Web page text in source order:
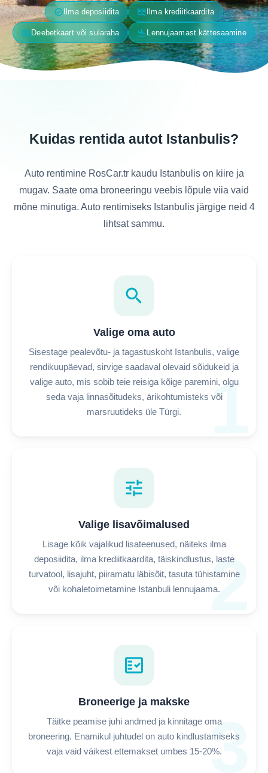
verified Ilma deposiidita credit_card_off Ilma krediitkaardita
paymentsDeebetkaart või sularaha flight_land Lennujaamast kättesaamine
Kuidas rentida autot Istanbulis?
Auto rentimine RosCar.tr kaudu Istanbulis on kiire ja
mugav. Saate oma broneeringu veebis lõpule viia vaid
mõne minutiga. Auto rentimiseks Istanbulis järgige neid 4
lihtsat sammu.
1
search
Valige oma auto
Sisestage pealevõtu- ja tagastuskoht Istanbulis, valige
rendikuupäevad, sirvige saadaval olevaid sõidukeid ja
valige auto, mis sobib teie reisiga kõige paremini, olgu
seda vaja linnasõitudeks, ärikohtumisteks või
marsruutideks üle Türgi.
2
tune
Valige lisavõimalused
Lisage kõik vajalikud lisateenused, näiteks ilma
deposiidita, ilma krediitkaardita, täiskindlustus, laste
turvatool, lisajuht, piiramatu läbisõit, tasuta tühistamine
või kohaletoimetamine Istanbuli lennujaama.
3
fact_check
Broneerige ja makske
Täitke peamise juhi andmed ja kinnitage oma
broneering. Enamikul juhtudel on auto kindlustamiseks
vaja vaid väikest ettemakset umbes 15-20%.